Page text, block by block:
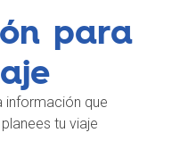
para
información que
tu viaje